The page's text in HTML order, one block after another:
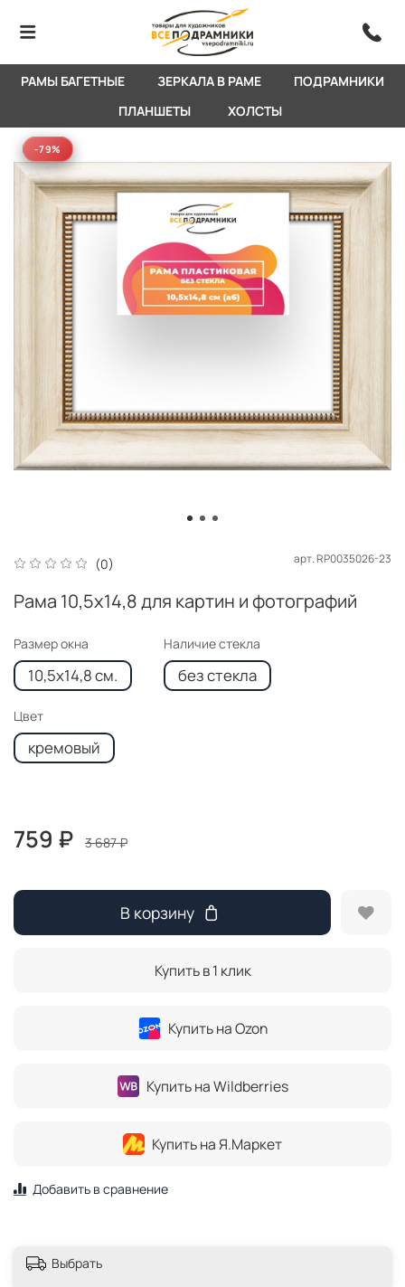
РАМЫ БАГЕТНЫЕ ЗЕРКАЛА В РАМЕ
ПОДРАМНИКИ
ПЛАНШЕТЫ
ХОЛСТЫ
-79%
-79%
(0) арт.RP0035026-23
Рама 10,5x14,8 для картин и фотографий
Размер окна
10,5x14,8 см.
Наличие стекла
без стекла
Цвет
кремовый
759 ₽ 3 687 ₽
В корзину
Купить в 1 клик
Купить на Ozon
Купить на Wildberries
Купить на Я.Маркет
Добавить в сравнение
Выбрать